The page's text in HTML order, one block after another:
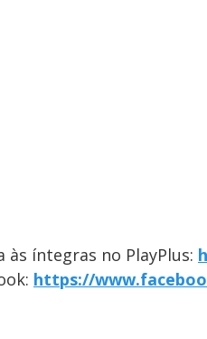
às íntegras no PlayPlus:
https://